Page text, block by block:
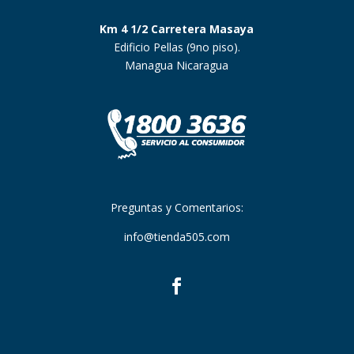
Km 4 1/2 Carretera Masaya
Edificio Pellas (9no piso).
Managua Nicaragua
Preguntas y Comentarios:
info@tienda505.com